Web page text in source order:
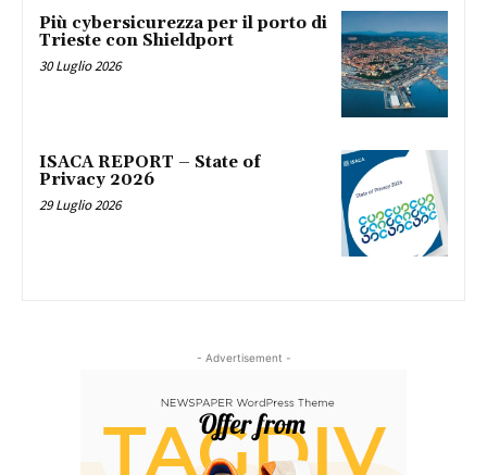
Più cybersicurezza per il porto di
Trieste con Shieldport
30 Luglio 2026
ISACA REPORT – State of
Privacy 2026
29 Luglio 2026
- Advertisement -